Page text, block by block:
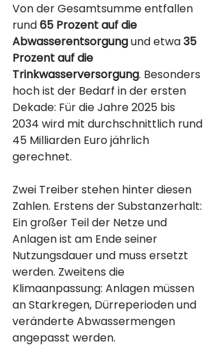
Von der Gesamtsumme entfallen
rund 65 Prozent auf die
Abwasserentsorgung und etwa 35
Prozent auf die
Trinkwasserversorgung. Besonders
hoch ist der Bedarf in der ersten
Dekade: Für die Jahre 2025 bis
2034 wird mit durchschnittlich rund
45 Milliarden Euro jährlich
gerechnet.
Zwei Treiber stehen hinter diesen
Zahlen. Erstens der Substanzerhalt:
Ein großer Teil der Netze und
Anlagen ist am Ende seiner
Nutzungsdauer und muss ersetzt
werden. Zweitens die
Klimaanpassung: Anlagen müssen
an Starkregen, Dürreperioden und
veränderte Abwassermengen
angepasst werden.